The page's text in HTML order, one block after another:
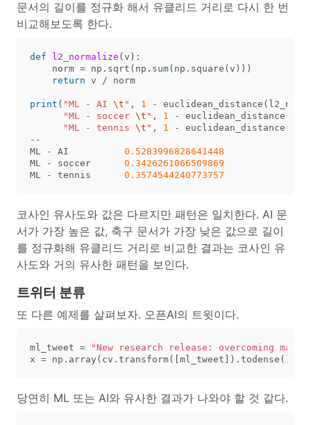
문서의 길이를 정규화 해서 유클리드 거리로 다시 한 번
비교해보도록 한다.
def l2_normalize (v ):
norm = np . sqrt ( np . sum( np . square (v )))
return
v / norm
print ( "ML - AI \t " , 1 - euclidean_distance (
"ML - soccer \t " , 1 - euclidean_distance (
"ML - tennis \t " , 1 - euclidean_distance (
--
ML
- AI
0.5283996828641448
ML
- soccer
0.3426261066509869
ML
- tennis 0.3574544240773757
코사인 유사도와 값은 다르지만 패턴은 일치한다. AI 문
서가 가장 높은 값, 축구 문서가 가장 낮은 값으로 길이
를 정규화해 유클리드 거리로 비교한 결과는 코사인 유
사도와 거의 유사한 패턴을 보인다.
트위터 분류
또 다른 예제를 살펴보자. 오픈AI의 트윗이다.
ml_tweet =
"New research release: overcoming
x
= np . array ( cv .transform([ml_tweet ]).todense ())[
당연히 ML 또는 AI와 유사한 결과가 나와야 할 것 같다.